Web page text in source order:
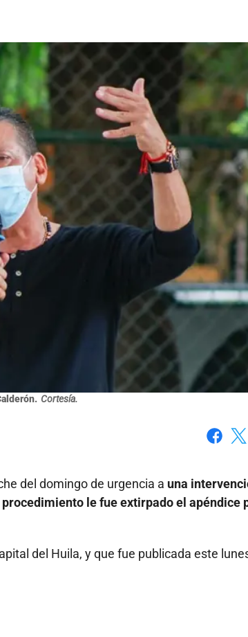
Cortesía.
del domingo de urgencia a una
le fue extirpado el apéndice
del Huila, y que fue publicada este